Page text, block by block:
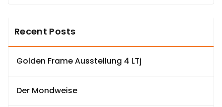
Recent Posts
Golden Frame Ausstellung 4 LTj
Der Mondweise